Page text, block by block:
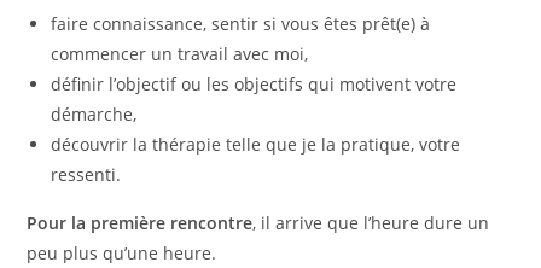
faire connaissance, sentir si vous êtes prêt(e) à
commencer un travail avec moi,
définir l’objectif ou les objectifs qui motivent votre
démarche,
découvrir la thérapie telle que je la pratique, votre
ressenti.
Pour la première rencontre, il arrive que l’heure dure un
peu plus qu’une heure.